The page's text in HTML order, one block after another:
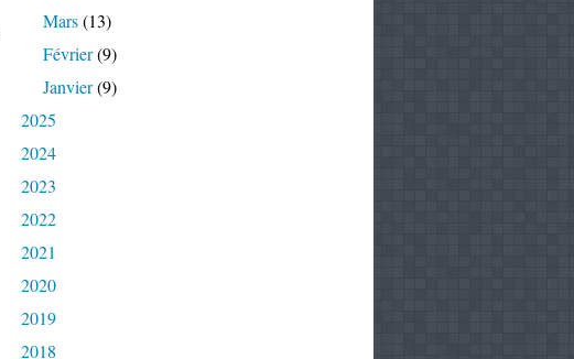
Mars(13)
Février(9)
Janvier(9)
2025
2024
2023
2022
2021
2020
2019
2018